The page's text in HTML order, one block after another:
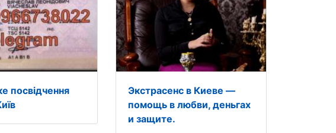
посвідчення
Экстрасенс в Киеве —
помощь в любви, деньгах
и защите.